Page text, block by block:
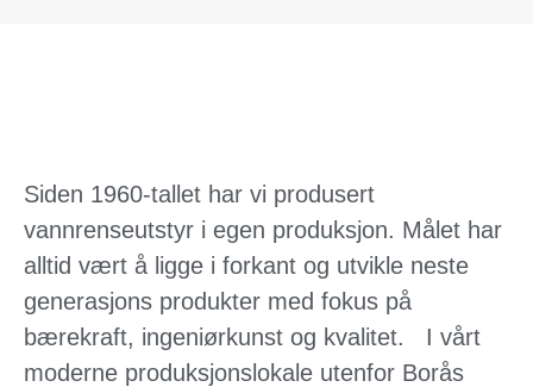
Siden 1960-tallet har vi produsert
vannrenseutstyr i egen produksjon. Målet har
alltid vært å ligge i forkant og utvikle neste
generasjons produkter med fokus på
bærekraft, ingeniørkunst og kvalitet.
I vårt
moderne produksjonslokale utenfor Borås